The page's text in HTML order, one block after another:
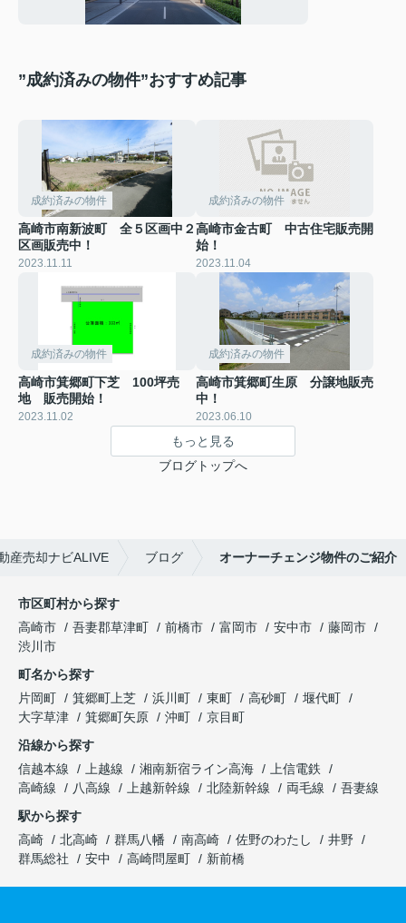
”成約済みの物件”おすすめ記事
成約済みの物件
高崎市南新波町 全５区画中２
区画販売中！
2023.11.11
成約済みの物件
高崎市金古町 中古住宅販売開
始！
2023.11.04
成約済みの物件
高崎市箕郷町下芝 100坪売
地 販売開始！
2023.11.02
成約済みの物件
高崎市箕郷町生原 分譲地販売
中！
2023.06.10
もっと見る
ブログトップへ
産売却ナビALIVE ブログ オーナーチェンジ物件のご紹介
市区町村から探す
高崎市
吾妻郡草津町 前橋市 富岡市 安中市
藤岡市
渋川市
町名から探す
片岡町
箕郷町上芝 浜川町 東町 高砂町
堰代町
大字草津
箕郷町矢原 沖町
京目町
沿線から探す
信越本線
上越線 湘南新宿ライン高海
上信電鉄
高崎線
八高線 上越新幹線 北陸新幹線 両毛線
吾妻線
駅から探す
高崎
北高崎 群馬八幡 南高崎 佐野のわたし
井野
群馬総社
安中 高崎問屋町 新前橋